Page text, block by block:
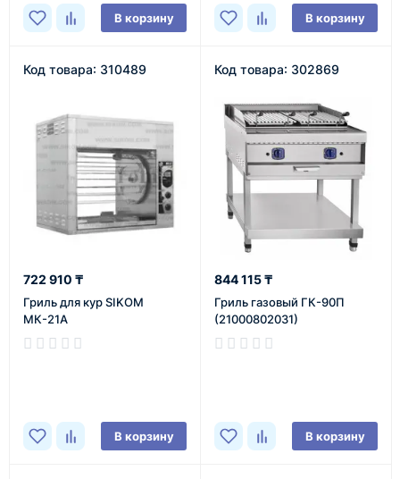
В корзину В корзину
Код товара: 310489
722 910 ₸
Гриль для кур SIKOM
МК-21А
В корзину
Код товара: 302869
844 115 ₸
Гриль газовый ГК-90П
(21000802031)
В корзину